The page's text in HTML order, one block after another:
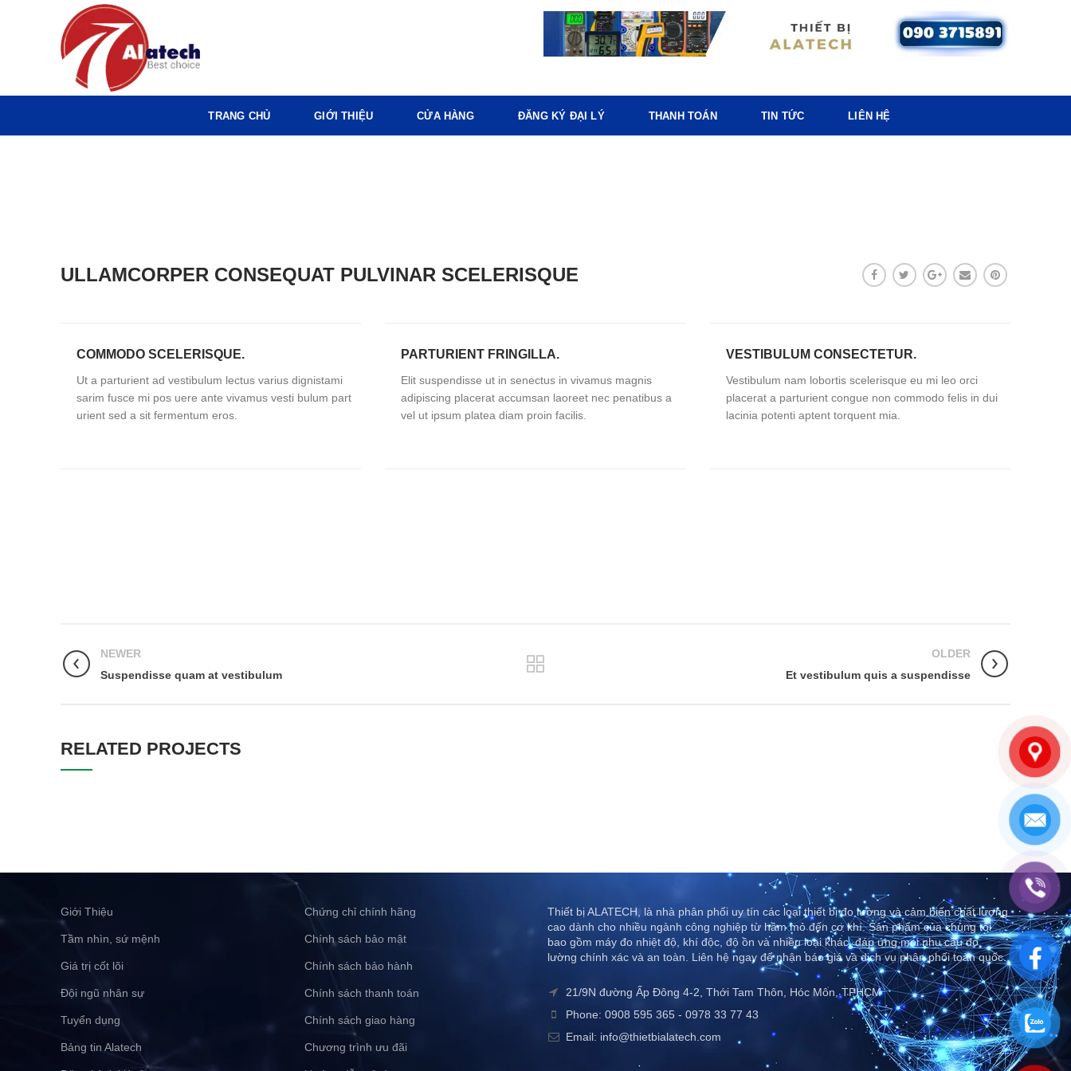
TRANG CHỦ GIỚI THIỆU CỬA HÀNG ĐĂNG KÝ ĐẠI LÝ THANH TOÁN TIN TỨC LIÊN HỆ
ULLAMCORPER CONSEQUAT PULVINAR SCELERISQUE
COMMODO SCELERISQUE.
Ut a parturient ad vestibulum lectus varius dignistami
sarim fusce mi pos uere ante vivamus vesti bulum part
urient sed a sit fermentum eros.
PARTURIENT FRINGILLA.
Elit suspendisse ut in senectus in vivamus magnis
adipiscing placerat accumsan laoreet nec penatibus a
vel ut ipsum platea diam proin facilis.
VESTIBULUM CONSECTETUR.
Vestibulum nam lobortis scelerisque eu mi leo orci
placerat a parturient congue non commodo felis in dui
lacinia potenti aptent torquent mia.
NEWER
Suspendisse quam at vestibulum
OLDER
Et vestibulum quis a suspendisse
RELATED PROJECTS
Giới Thiệu
Tầm nhìn, sứ mệnh
Giá trị cốt lõi
Đội ngũ nhân sự
Tuyển dụng
Bảng tin Alatech
Chứng chỉ chính hãng
Chính sách bảo mật
Chính sách bảo hành
Chính sách thanh toán
Chính sách giao hàng
Chương trình ưu đãi
Thiết bị ALATECH, là nhà phân phối uy tín các loại thiết bị đo lường và cảm biến chất lượng
cao dành cho nhiều ngành công nghiệp từ hầm mỏ đến cơ khí. Sản phẩm của chúng tôi
bao gồm máy đo nhiệt độ, khí độc, độ ồn và nhiều loại khác, đáp ứng mọi nhu cầu đo
lường chính xác và an toàn. Liên hệ ngay để nhận báo giá và dịch vụ phân phối toàn quốc..
21/9N đường Ấp Đông 4-2, Thới Tam Thôn, Hóc Môn, TPHCM
Phone: 0908 595 365 - 0978 33 77 43
Email: info@thietbialatech.com